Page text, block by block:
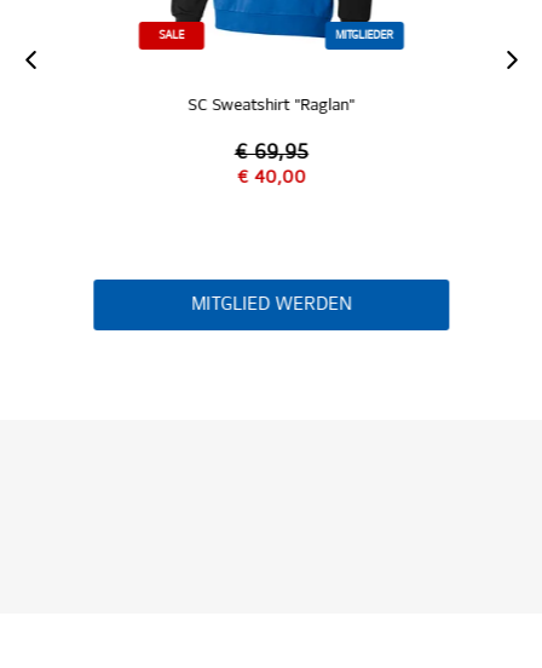
SALE MITGLIEDER
SC Sweatshirt "Raglan"
€ 69,95
€ 40,00
MITGLIED WERDEN